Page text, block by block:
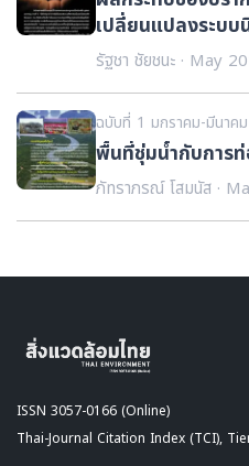
เปลี่ยนแปลงระบบ
รัฐชา ชัยชนะ · May
ฉบับที่ 1 มกราคม-มีนาค
พื้นที่ชุ่มน้ำกับการท่
ภัทราภรณ์ โสมนัส ·
ISSN 3057-0166 (Online)
Thai-Journal Citation Index (TCI),